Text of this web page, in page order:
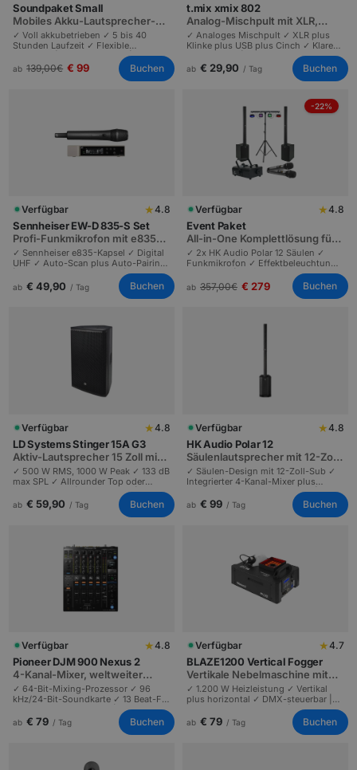
Soundpaket Small
Mobiles Akku-Lautsprecher-
Set für Outdoor-Events
✓ Voll akkubetrieben ✓ 5 bis 40
Stunden Laufzeit ✓ Flexible
Eingänge | Mobile Profi-PA |
Hochzeiten und Gartenpartys bis 80
Personen.
ab 139,00€ € 99 Buchen
t.mix xmix 802
Analog-Mischpult mit XLR,
Klinke, USB und Cinch
✓ Analoges Mischpult ✓ XLR plus
Klinke plus USB plus Cinch ✓ Klarer
Profi-Sound | Vielseitig anschließbar
| Partys und Firmenfeiern bis 200
Personen.
ab € 29,90 / Tag Buchen
Verfügbar ★4.8
Sennheiser EW-D 835-S Set
Profi-Funkmikrofon mit e835-
Kapsel, Auto-Scan
✓ Sennheiser e835-Kapsel ✓ Digital
UHF ✓ Auto-Scan plus Auto-Pairing
| Profi-Sennheiser-Sound | Bühnen,
Tagungen und Live-Vocals.
ab € 49,90 / Tag Buchen
-22%
Verfügbar ★4.8
Event Paket
All-in-One Komplettlösung für
Events bis 200 Personen
✓ 2x HK Audio Polar 12 Säulen ✓
Funkmikrofon ✓ Effektbeleuchtung
plus Nebel | Sound, Licht und
Atmosphäre in einem Paket |
Hochzeiten bis 200 Gäste.
ab 357,00€ € 279 Buchen
Verfügbar ★4.8
LD Systems Stinger 15A G3
Aktiv-Lautsprecher 15 Zoll mit
500 W RMS
✓ 500 W RMS, 1000 W Peak ✓ 133 dB
max SPL ✓ Allrounder Top oder
Floor-Monitor | Profi-Sound | Live-
Bands und DJs bis 500 Personen.
ab € 59,90 / Tag Buchen
Verfügbar ★4.8
HK Audio Polar 12
Säulenlautsprecher mit 12-Zoll-
Sub und 4-Kanal-Mixer
✓ Säulen-Design mit 12-Zoll-Sub ✓
Integrierter 4-Kanal-Mixer plus
Bluetooth ✓ Schneller Aufbau |
Profi-Sound | Hochzeiten und
Konferenzen bis 150 Personen.
ab € 99 / Tag Buchen
Verfügbar ★4.8
Pioneer DJM 900 Nexus 2
4-Kanal-Mixer, weltweiter
Club-Standard
✓ 64-Bit-Mixing-Prozessor ✓ 96
kHz/24-Bit-Soundkarte ✓ 13 Beat-FX
und 6 Sound-Color-FX | Club-
Standard | Festivals und Profi-DJ-
Performances.
ab € 79 / Tag Buchen
Verfügbar ★4.7
BLAZE1200 Vertical Fogger
Vertikale Nebelmaschine mit
1.200 W und Fernbedienung
✓ 1.200 W Heizleistung ✓ Vertikal
plus horizontal ✓ DMX-steuerbar |
Imposante Nebelsäulen | Hochzeiten,
DJ-Drops und Bühnen-Entrance.
ab € 79 / Tag Buchen